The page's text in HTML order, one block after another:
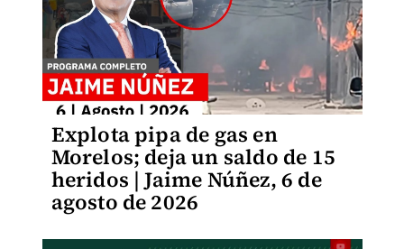
Explota pipa de gas en
Morelos; deja un saldo de 15
heridos | Jaime Núñez, 6 de
agosto de 2026